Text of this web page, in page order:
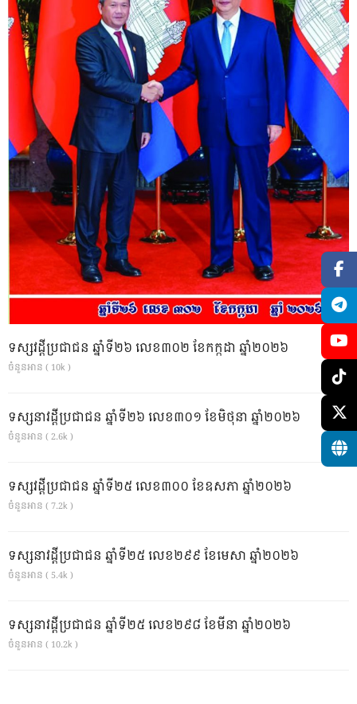
ទស្សវដ្តីប្រជាជន ឆ្នាំទី២៦ លេខ៣០២ ខែកក្កដា ឆ្នាំ២០២៦
ចំនួនអាន ( 10k )
ទស្សនាវដ្ដីប្រជាជន ឆ្នាំទី២៦ លេខ៣០១ ខែមិថុនា ឆ្នាំ២០២៦
ចំនួនអាន ( 2.6k )
ទស្សវដ្តីប្រជាជន ឆ្នាំទី២៥ លេខ៣០០ ខែឧសភា ឆ្នាំ២០២៦
ចំនួនអាន ( 7.2k )
ទស្សនាវដ្ដីប្រជាជន ឆ្នាំទី២៥ លេខ២៩៩ ខែមេសា ឆ្នាំ២០២៦
ចំនួនអាន ( 5.4k )
ទស្សនាវដ្ដីប្រជាជន ឆ្នាំទី២៥ លេខ២៩៨ ខែមីនា ឆ្នាំ២០២៦
ចំនួនអាន ( 10.2k )